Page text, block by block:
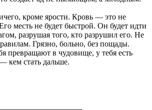
кроме ярости. Кровь — это не
месть не будет быстрой. Он будет идти
разрушая того, кто разрушил его. Не
Грязно, больно, без пощады.
превращают в чудовище, у тебя есть
кем стать дальше.